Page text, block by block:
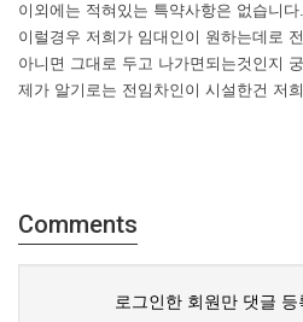
이외에는 적혀있는 특약사항은 없습니다.
이럴경우 저희가 임대인이 원하는데로
아니면 그대로 두고 나가면되는것인지
제가 알기로는 전임차인이 시설한건 저
Comments
로그인한 회원만 댓글 등